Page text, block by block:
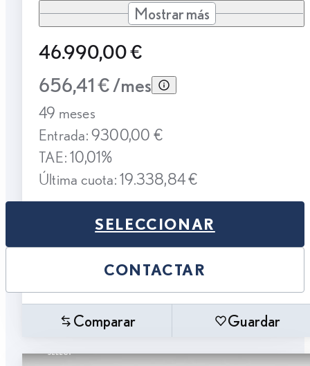
Mostrar más
46.990,00 €
656,41 € /mes
49 meses
Entrada: 9300,00 €
TAE: 10,01%
Última cuota: 19.338,84 €
SELECCIONAR
CONTACTAR
Comparar Guardar